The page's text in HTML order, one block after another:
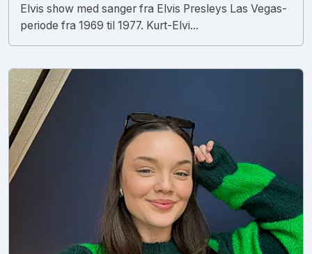
Elvis show med sanger fra Elvis Presleys Las Vegas-
periode fra 1969 til 1977. Kurt-Elvi...